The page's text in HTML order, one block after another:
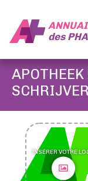
des
APOTHEEK
SCHRIJVER
INSÉRER VOTRE